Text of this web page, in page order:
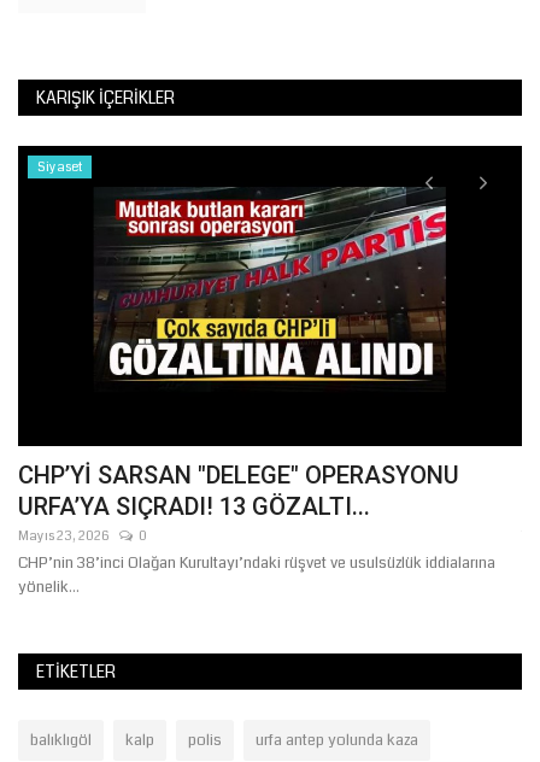
KARIŞIK İÇERIKLER
Siyaset
CHP’Yİ SARSAN "DELEGE" OPERASYONU
URFA’YA SIÇRADI! 13 GÖZALTI...
Mayıs 23, 2026 0
CHP’nin 38’inci Olağan Kurultayı’ndaki rüşvet ve usulsüzlük iddialarına
yönelik...
ETIKETLER
balıklıgöl kalp polis urfa antep yolunda kaza